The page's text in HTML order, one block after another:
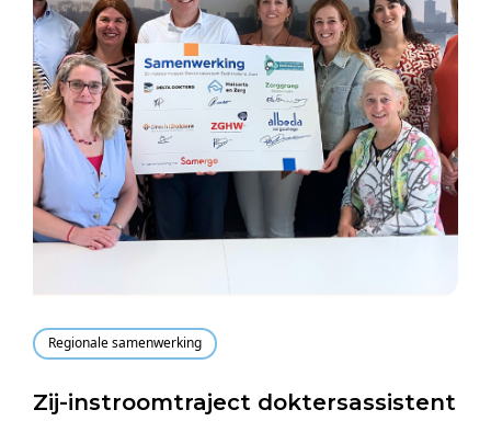
Regionale samenwerking
Zij-instroomtraject doktersassistent